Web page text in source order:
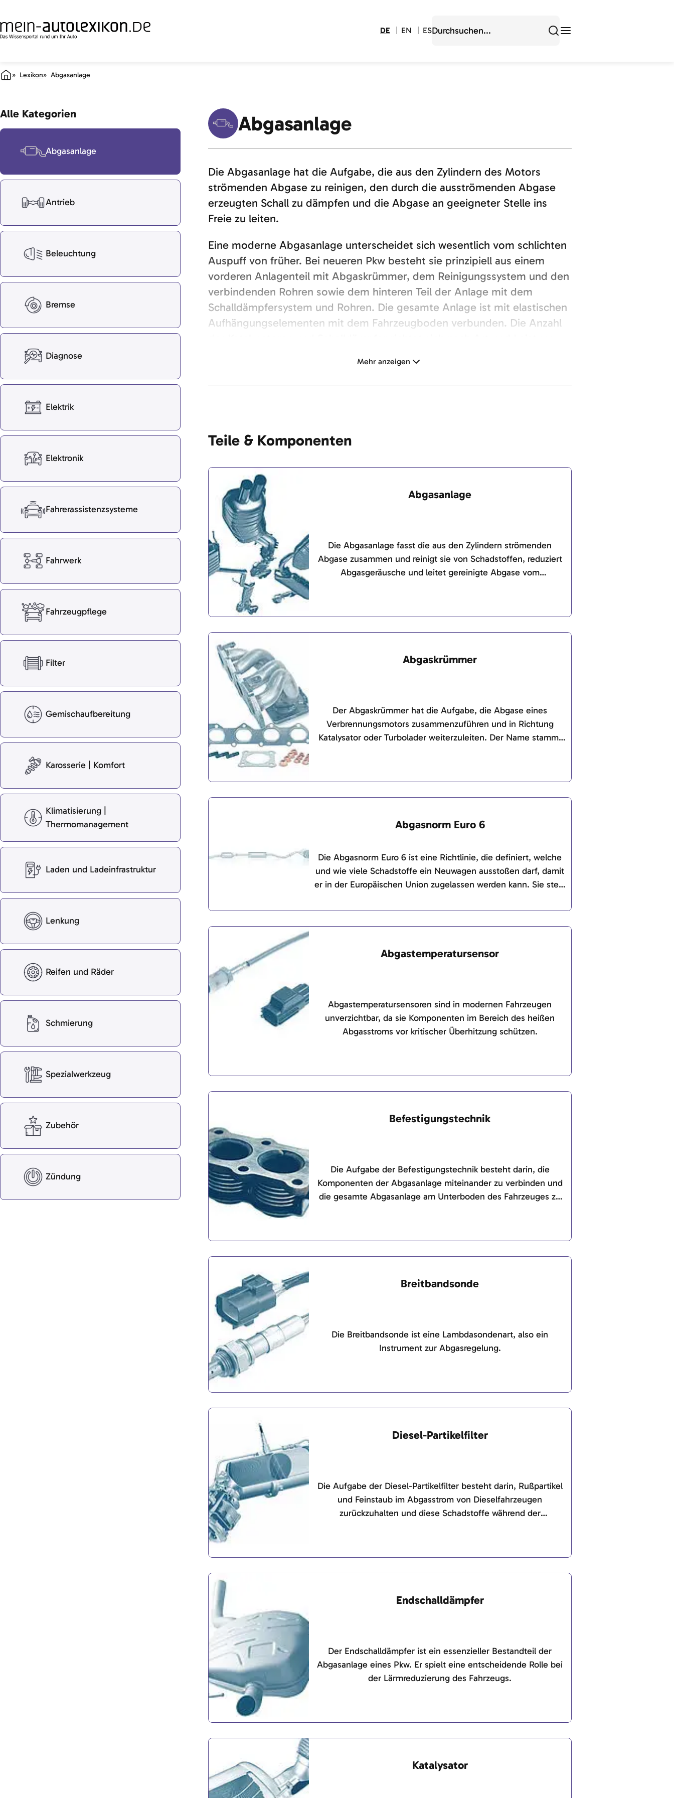
DE EN ES
Lexikon Abgasanlage
Alle Kategorien
Abgasanlage
Antrieb
Beleuchtung
Bremse
Diagnose
Elektrik
Elektronik
Fahrerassistenzsysteme
Fahrwerk
Fahrzeugpflege
Filter
Gemischaufbereitung
Karosserie | Komfort
Klimatisierung |
Thermomanagement
Laden und Ladeinfrastruktur
Lenkung
Reifen und Räder
Schmierung
Spezialwerkzeug
Zubehör
Zündung
Abgasanlage
Die Abgasanlage hat die Aufgabe, die aus den Zylindern des Motors
strömenden Abgase zu reinigen, den durch die ausströmenden Abgase
erzeugten Schall zu dämpfen und die Abgase an geeigneter Stelle ins
Freie zu leiten.
Eine moderne Abgasanlage unterscheidet sich wesentlich vom schlichten
Auspuff von früher. Bei neueren Pkw besteht sie prinzipiell aus einem
vorderen Anlagenteil mit Abgaskrümmer, dem Reinigungssystem und den
verbindenden Rohren sowie dem hinteren Teil der Anlage mit dem
Schalldämpfersystem und Rohren. Die gesamte Anlage ist mit elastischen
Aufhängungselementen mit dem Fahrzeugboden verbunden. Die Anzahl
Mehr anzeigen
Teile & Komponenten
Abgasanlage
Die Abgasanlage fasst die aus den Zylindern strömenden
Abgase zusammen und reinigt sie von Schadstoffen, reduziert
Abgasgeräusche und leitet gereinigte Abgase vom
Abgaskrümmer
Der Abgaskrümmer hat die Aufgabe, die Abgase eines
Verbrennungsmotors zusammenzuführen und in Richtung
Katalysator oder Turbolader weiterzuleiten. Der Name stammt
Abgasnorm Euro 6
Die Abgasnorm Euro 6 ist eine Richtlinie, die definiert, welche
und wie viele Schadstoffe ein Neuwagen ausstoßen darf, damit
er in der Europäischen Union zugelassen werden kann. Sie stellt
legt strenge Grenzwerte für verschiedene Schadstoffe fest, die
von Verbrennungsmotoren erzeugt werden.
Abgastemperatursensor
Abgastemperatursensoren sind in modernen Fahrzeugen
unverzichtbar, da sie Komponenten im Bereich des heißen
Abgasstroms vor kritischer Überhitzung schützen.
Befestigungstechnik
Die Aufgabe der Befestigungstechnik besteht darin, die
Komponenten der Abgasanlage miteinander zu verbinden und
die gesamte Abgasanlage am Unterboden des Fahrzeuges zu
Breitbandsonde
Die Breitbandsonde ist eine Lambdasondenart, also ein
Instrument zur Abgasregelung.
Diesel-Partikelfilter
Die Aufgabe der Diesel-Partikelfilter besteht darin, Rußpartikel
und Feinstaub im Abgasstrom von Dieselfahrzeugen
zurückzuhalten und diese Schadstoffe während der
Endschalldämpfer
Der Endschalldämpfer ist ein essenzieller Bestandteil der
Abgasanlage eines Pkw. Er spielt eine entscheidende Rolle bei
der Lärmreduzierung des Fahrzeugs.
Katalysator